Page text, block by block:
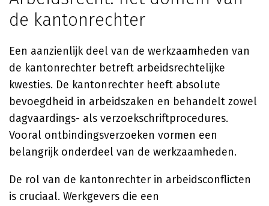
de kantonrechter
Een aanzienlijk deel van de werkzaamheden van
de kantonrechter betreft arbeidsrechtelijke
kwesties. De kantonrechter heeft absolute
bevoegdheid in arbeidszaken en behandelt zowel
dagvaardings- als verzoekschriftprocedures.
Vooral ontbindingsverzoeken vormen een
belangrijk onderdeel van de werkzaamheden.
De rol van de kantonrechter in arbeidsconflicten
is cruciaal. Werkgevers die een